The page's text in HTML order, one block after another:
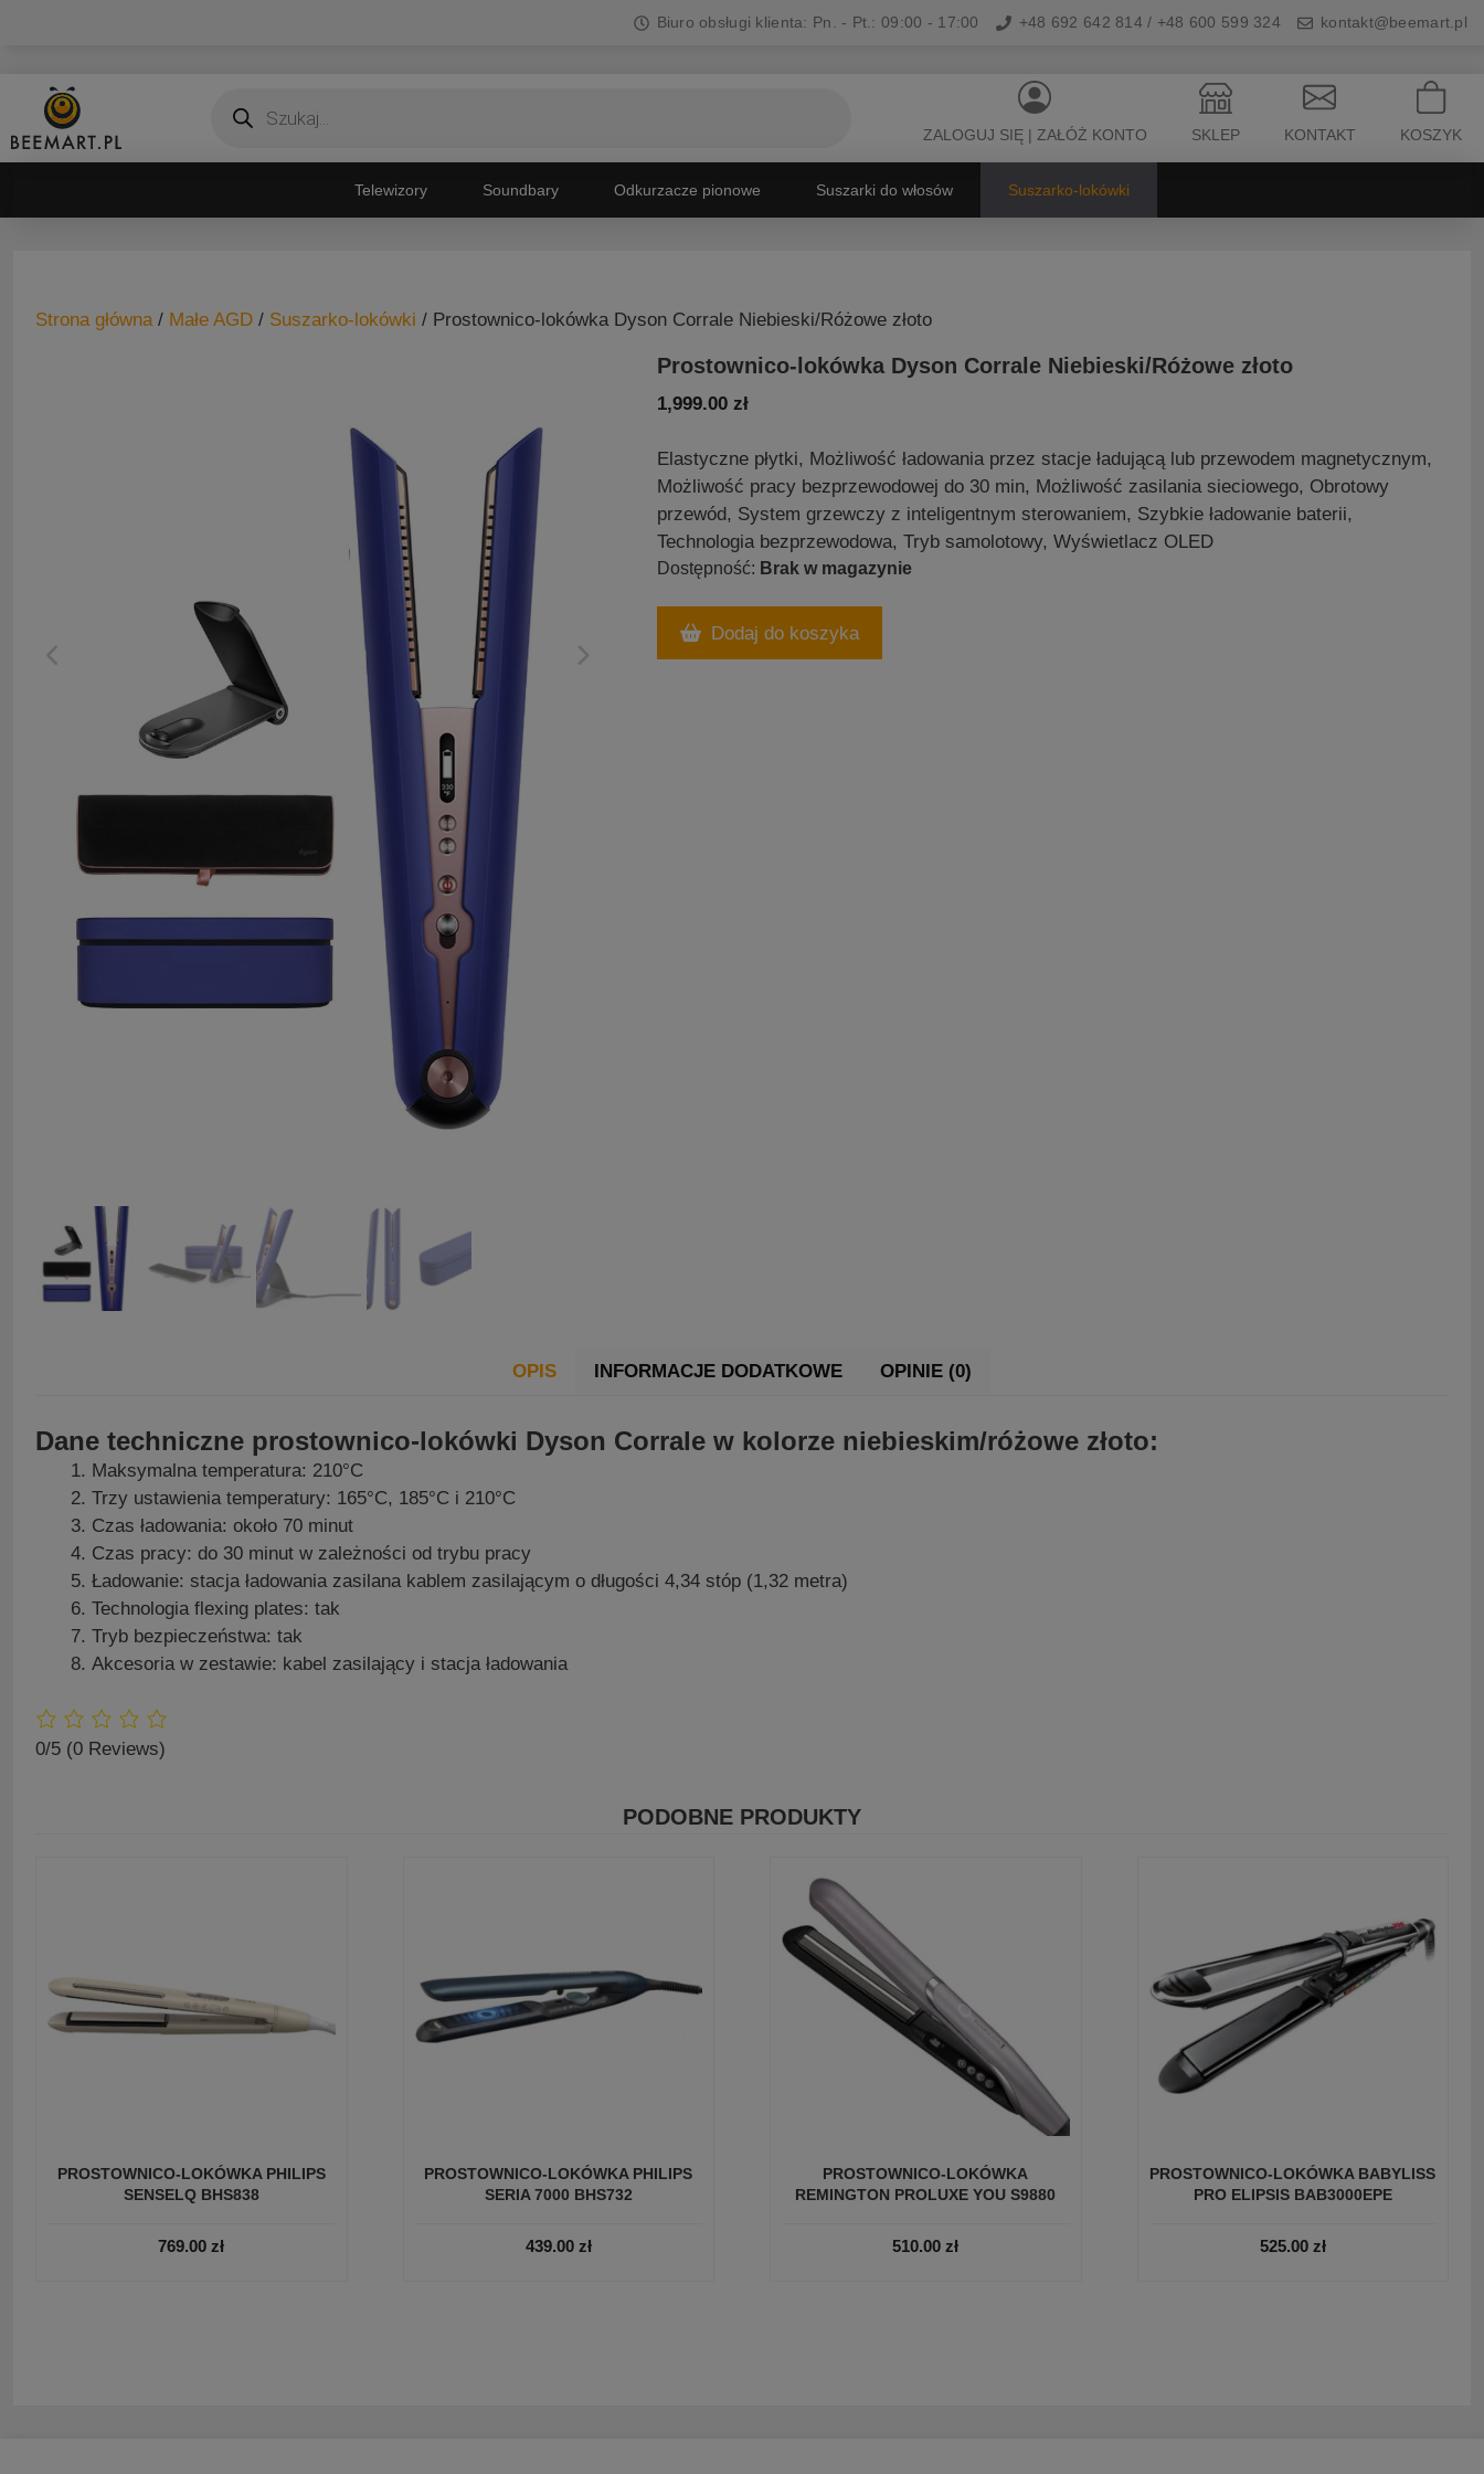
Biuro obsługi klienta: Pn. - Pt.: 09:00 - 17:00 +48 692 642 814 / +48 600 599 324 kontakt@beemart.pl
produktów
ZALOGUJ SIĘ | ZAŁÓŻ KONTO SKLEP KONTAKT KOSZYK
Telewizory Soundbary Odkurzacze pionowe Suszarki do włosów Suszarko-lokówki
Strona główna / Małe AGD / Suszarko-lokówki / Prostownico-lokówka Dyson Corrale Niebieski/Różowe złoto
Prostownico-lokówka Dyson Corrale Niebieski/Różowe złoto
1,999.00zł
Elastyczne płytki, Możliwość ładowania przez stacje ładującą lub przewodem magnetycznym,
Możliwość pracy bezprzewodowej do 30 min, Możliwość zasilania sieciowego, Obrotowy
przewód, System grzewczy z inteligentnym sterowaniem, Szybkie ładowanie baterii,
Technologia bezprzewodowa, Tryb samolotowy, Wyświetlacz OLED
Brak w magazynie
Dodaj do koszyka
OPIS INFORMACJE DODATKOWE OPINIE (0)
Dane techniczne prostownico-lokówki Dyson Corrale w kolorze niebieskim/różowe złoto:
Maksymalna temperatura: 210°C
Trzy ustawienia temperatury: 165°C, 185°C i 210°C
Czas ładowania: około 70 minut
Czas pracy: do 30 minut w zależności od trybu pracy
Ładowanie: stacja ładowania zasilana kablem zasilającym o długości 4,34 stóp (1,32 metra)
Technologia flexing plates: tak
Tryb bezpieczeństwa: tak
Akcesoria w zestawie: kabel zasilający i stacja ładowania
0/5 (0 Reviews)
PODOBNE PRODUKTY
PROSTOWNICO-LOKÓWKA PHILIPS
SENSELQ BHS838
769.00zł
PROSTOWNICO-LOKÓWKA PHILIPS
SERIA 7000 BHS732
439.00 zł
PROSTOWNICO-LOKÓWKA
REMINGTON PROLUXE YOU S9880
510.00zł
PROSTOWNICO-LOKÓWKA BABYLISS
PRO ELIPSIS BAB3000EPE
525.00 zł